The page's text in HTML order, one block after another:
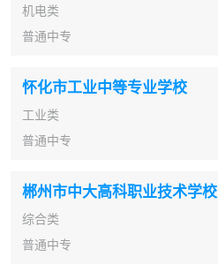
机电类
普通中专
怀化市工业中等专业学校
工业类
普通中专
郴州市中大高科职业技术学校
综合类
普通中专